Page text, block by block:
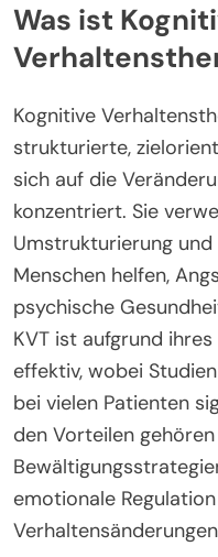
Was ist
Kognitive
strukturierte,
sich auf die
konzentriert. Sie
Umstrukturierung
Menschen helfen,
psychische
KVT ist aufgrund
effektiv, wobei
bei vielen Patienten
den Vorteilen
emotionale